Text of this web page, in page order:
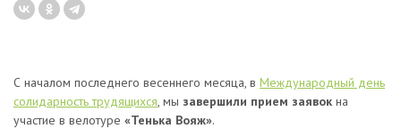
С началом последнего весеннего месяца, в Международный день
солидарность трудящихся, мы завершили прием заявок на
участие в велотуре «Тенька Вояж».